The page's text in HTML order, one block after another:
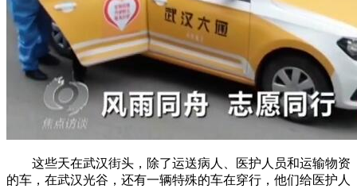
这些天在武汉街头，除了运送病人、医护人员和运输物资
的车，在武汉光谷，还有一辆特殊的车在穿行，他们给医护人